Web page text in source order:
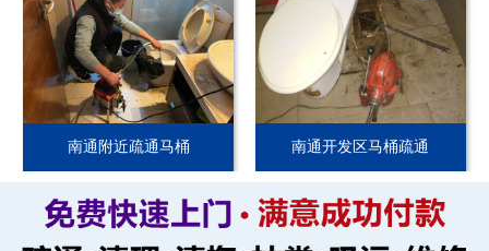
南通附近疏通马桶 南通开发区马桶疏通